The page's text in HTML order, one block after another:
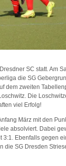
SC statt. Am
die SG
dem zweiten
Die
viel Erfolg!
März mit den
absolviert. Dabei
Ebenfalls gegen
die SG Dresden